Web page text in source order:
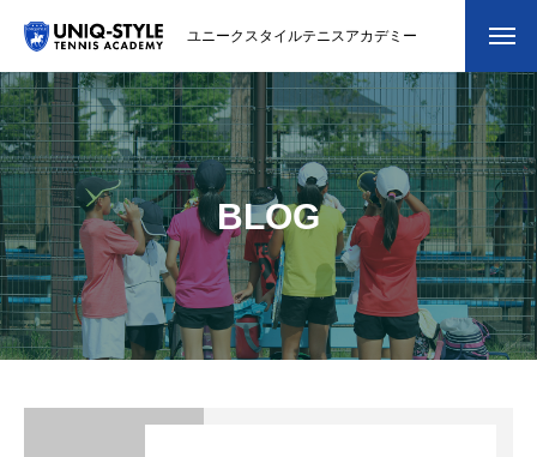
ユニークスタイルテニスアカデミー
初めての方
システム・クラス・料金
スクール紹介・コーチ紹介
大会・イベント
ブログ
BLOG